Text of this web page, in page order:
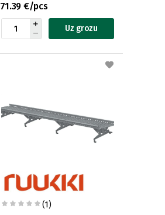
71.39 €/pcs
Uz grozu
(1)